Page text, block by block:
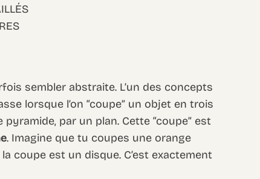
sembler abstraite. L’un des concepts
lorsque l’on “coupe” un objet en trois
par un plan. Cette “coupe” est
. Imagine que tu coupes une orange
coupe est un disque. C’est exactement